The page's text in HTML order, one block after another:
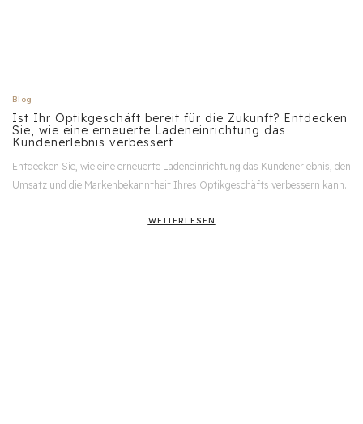
Blog
Ist Ihr Optikgeschäft bereit für die Zukunft? Entdecken
Sie, wie eine erneuerte Ladeneinrichtung das
Kundenerlebnis verbessert
Entdecken Sie, wie eine erneuerte Ladeneinrichtung das Kundenerlebnis, den
Umsatz und die Markenbekanntheit Ihres Optikgeschäfts verbessern kann.
WEITERLESEN